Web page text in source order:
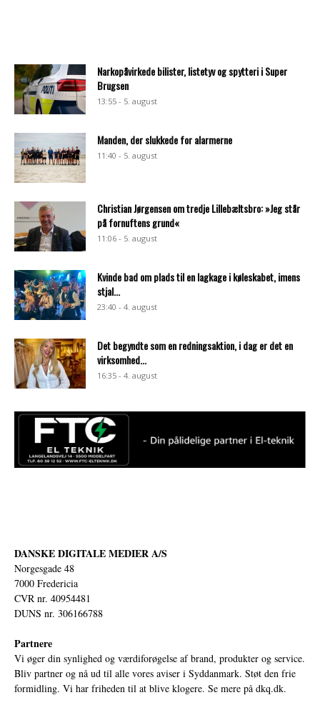
Narkopåvirkede bilister, listetyv og spytteri i Super
Brugsen
13:55 - 5. august
Manden, der slukkede for alarmerne
11:40 - 5. august
Christian Jørgensen om tredje Lillebæltsbro: »Jeg står
på fornuftens grund«
11:06 - 5. august
Kvinde bad om plads til en lagkage i køleskabet, imens
stjal...
23:40 - 4. august
Det begyndte som en redningsaktion, i dag er det en
virksomhed...
16:35 - 4. august
DANSKE DIGITALE MEDIER A/S
Norgesgade 48
7000 Fredericia
CVR nr. 40954481
DUNS nr. 306166788
Partnere
Vi øger din synlighed og værdiforøgelse af brand, produkter og service.
Bliv partner og nå ud til alle vores aviser i Syddanmark. Støt den frie
formidling. Vi har friheden til at blive klogere. Se mere på dkq.dk.